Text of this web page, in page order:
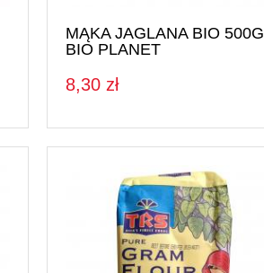
MĄKA JAGLANA BIO 500G
BIO PLANET
8,30 zł